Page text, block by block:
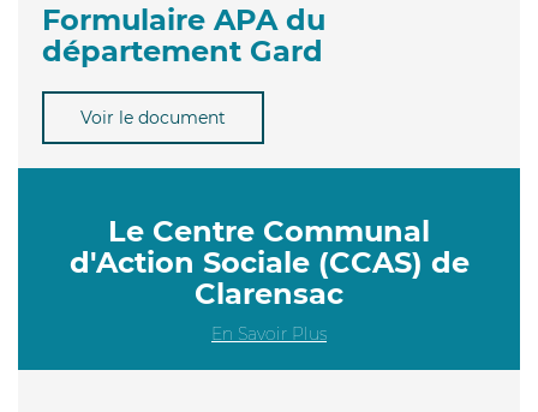
Formulaire APA du
département Gard
Voir le document
Le Centre Communal
d'Action Sociale (CCAS) de
Clarensac
En Savoir Plus